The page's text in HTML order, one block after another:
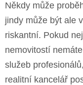
Někdy může
jindy může být ale
riskantní. Pokud
nemovitostí
služeb
realitní kancelář